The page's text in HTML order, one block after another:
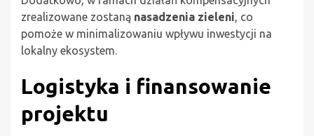
zrealizowane zostaną nasadzenia zieleni, co
pomoże w minimalizowaniu wpływu inwestycji na
lokalny ekosystem.
Logistyka i finansowanie
projektu